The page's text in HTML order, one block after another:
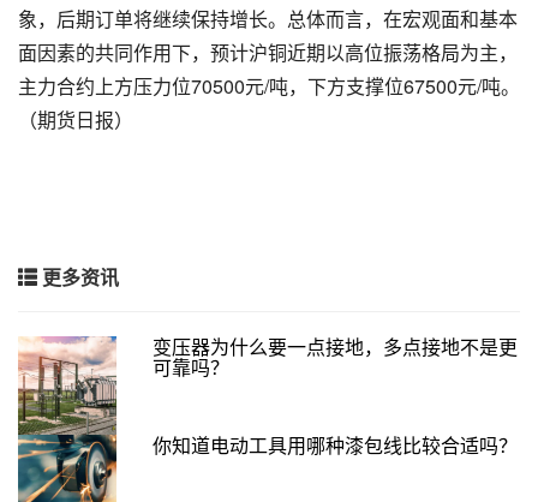
象，后期订单将继续保持增长。总体而言，在宏观面和基本
面因素的共同作用下，预计沪铜近期以高位振荡格局为主，
主力合约上方压力位70500元/吨，下方支撑位67500元/吨。
（期货日报）
更多资讯
变压器为什么要一点接地，多点接地不是更
可靠吗？
你知道电动工具用哪种漆包线比较合适吗？